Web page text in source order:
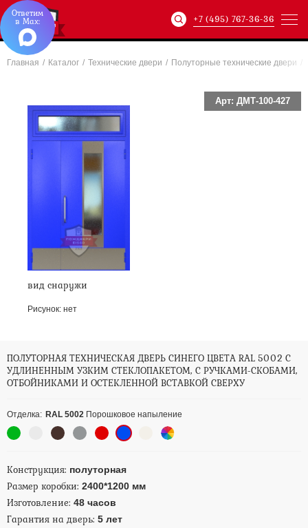
Артикул: ХХХ-xxx-
+7 (495) 767-36-36
Главная / Каталог / Технические двери / Полуторные технические двери
Арт: ДМТ-100-427
вид снаружи
Рисунок: нет
ПОЛУТОРНАЯ ТЕХНИЧЕСКАЯ ДВЕРЬ СИНЕГО ЦВЕТА RAL 5002 С
УДЛИНЕННЫМ УЗКИМ СТЕКЛОПАКЕТОМ, С РУЧКАМИ-СКОБАМИ,
ОТБОЙНИКАМИ И ОСТЕКЛЕННОЙ ВСТАВКОЙ СВЕРХУ
Отделка: RAL 5002 Порошковое напыление
Конструкция: полуторная
Размер коробки: 2400*1200 мм
Изготовление: 48 часов
Гарантия на дверь: 5 лет
Ответим
в Max: